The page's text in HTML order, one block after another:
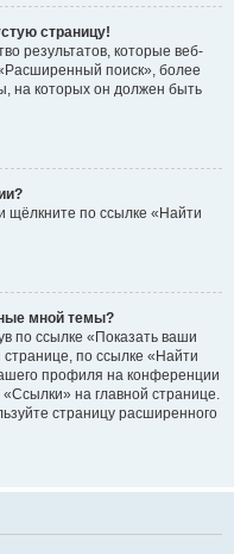
страницу!
результатов, которые веб-
поиск», более
на которых он должен быть
щёлкните по ссылке «Найти
мной темы?
по ссылке «Показать ваши
по ссылке «Найти
профиля на конференции
на главной странице.
страницу расширенного